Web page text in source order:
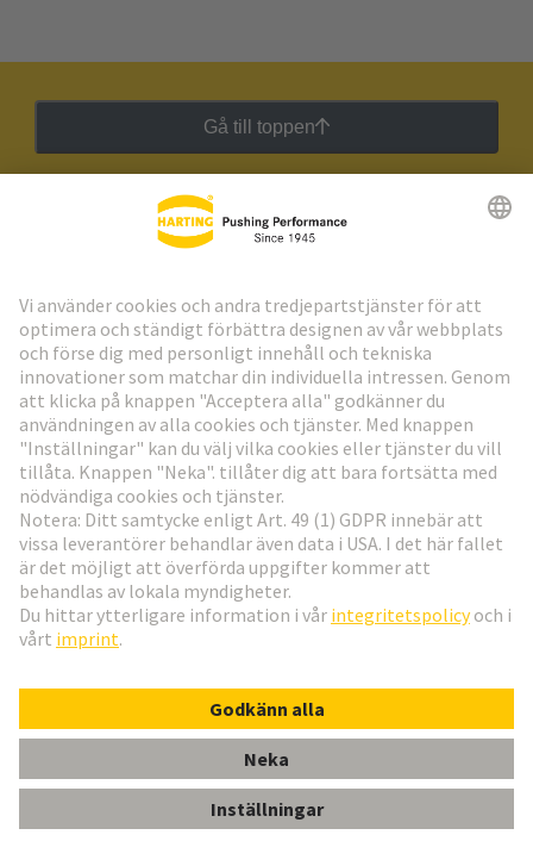
Han ES 16 Pos. M Insert
Gå till toppen
HARTING:s nyhetsbrev
Gå till registrering
Social Media
Sverige
© Teknologi-koncernen HARTING
ImprintIntegritetspolicy
Kundinformation